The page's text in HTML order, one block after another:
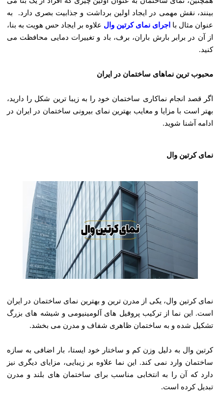
‌بینند، نقش مهمی در ایجاد اولین برداشت و جذابیت بصری دارد. به
عنوان مثال با اجرای نمای کرتین وال علاوه بر ایجاد حس هویت به بنا،
از آن در برابر بارش باران، برف، باد و تغییرات دمایی محافظت می‌
کنید.
محبوب ‌ترین نما‌های ساختمان در ایران
اگر قصد انجام نماکاری ساختمان خود را به زیبا ترین شکل را دارید،
بهتر است با مزایا و معایب بهترین نمای بیرونی ساختمان در ایران در
ادامه آشنا شوید.
نمای کرتین وال
نمای کرتین وال، یکی از مدرن‌ ترین و بهترین نمای ساختمان در ایران
است. این نما از ترکیب پروفیل‌ های آلومینیومی و شیشه‌ های بزرگ
تشکیل شده و به ساختمان ظاهری شفاف و مدرن می ‌بخشد.
کرتین وال به دلیل وزن کم و ساختار خود ایستا، بار اضافی به سازه
ساختمان وارد نمی‌ کند. این نما علاوه بر زیبایی، مزایای دیگری نیز
دارد که آن را به انتخابی مناسب برای ساختمان‌ های بلند و مدرن
تبدیل کرده است.